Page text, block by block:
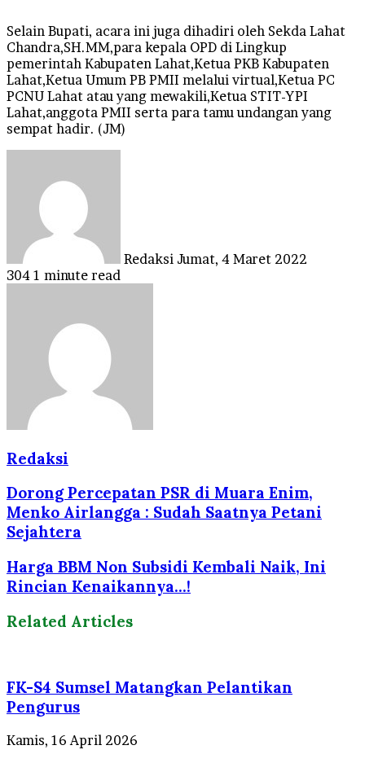
Selain Bupati, acara ini juga dihadiri oleh Sekda Lahat
Chandra,SH.MM,para kepala OPD di Lingkup
pemerintah Kabupaten Lahat,Ketua PKB Kabupaten
Lahat,Ketua Umum PB PMII melalui virtual,Ketua PC
PCNU Lahat atau yang mewakili,Ketua STIT-YPI
Lahat,anggota PMII serta para tamu undangan yang
sempat hadir. (JM)
Redaksi Jumat, 4 Maret 2022
304 1 minute read
Redaksi
Dorong Percepatan PSR di Muara Enim,
Menko Airlangga : Sudah Saatnya Petani
Sejahtera
Harga BBM Non Subsidi Kembali Naik, Ini
Rincian Kenaikannya...!
Related Articles
FK-S4 Sumsel Matangkan Pelantikan
Pengurus
Kamis, 16 April 2026